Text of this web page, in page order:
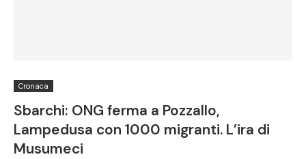
Cronaca
Sbarchi: ONG ferma a Pozzallo,
Lampedusa con 1000 migranti. L’ira di
Musumeci